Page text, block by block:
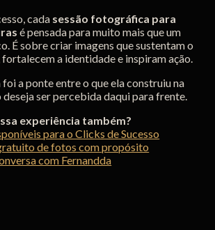
cada sessão fotográfica para
é pensada para muito mais que um
É sobre criar imagens que sustentam o
a identidade e inspiram ação.
foi a ponte entre o que ela construiu na
ser percebida daqui para frente.
experiência também?
para o Clicks de Sucesso
de fotos com propósito
com Fernandda